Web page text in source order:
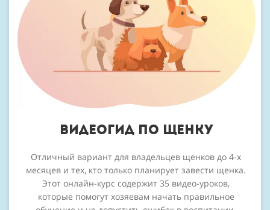
ВИДЕОГИД ПО ЩЕНКУ
Отличный вариант для владельцев щенков до 4-х
месяцев и тех, кто только планирует завести щенка.
Этот онлайн-курс содержит 35 видео-уроков,
которые помогут хозяевам начать правильное